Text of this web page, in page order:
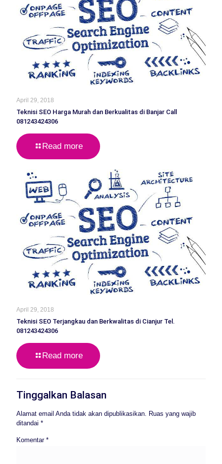
April 29, 2018
Teknisi SEO Harga Murah dan Berkualitas di Banjar Call
081243424306
Read more
April 29, 2018
Teknisi SEO Terjangkau dan Berkwalitas di Cianjur Tel.
081243424306
Read more
Tinggalkan Balasan
Alamat email Anda tidak akan dipublikasikan. Ruas yang wajib
ditandai *
Komentar *